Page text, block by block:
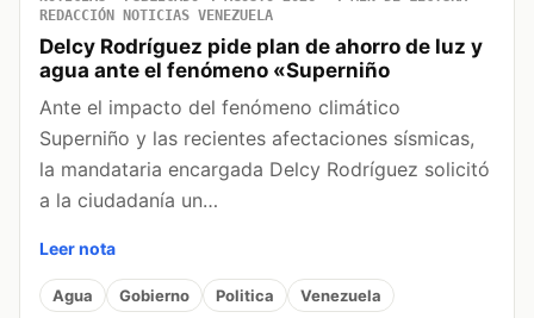
REDACCIÓN NOTICIAS VENEZUELA
Delcy Rodríguez pide plan de ahorro de luz y
agua ante el fenómeno «Superniño
Ante el impacto del fenómeno climático
Superniño y las recientes afectaciones sísmicas,
la mandataria encargada Delcy Rodríguez solicitó
a la ciudadanía un…
Leer nota
Agua Gobierno Politica Venezuela